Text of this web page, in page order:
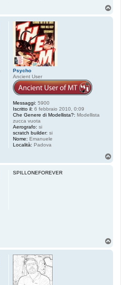
Psycho
Ancient User
Messaggi: 5900
Iscritto il: 6 febbraio 2010, 0:09
Che Genere di Modellista?: Modellista
zucca vuota
Aerografo: si
scratch builder: si
Nome: Emanuele
Località: Padova
SPILLONEFOREVER